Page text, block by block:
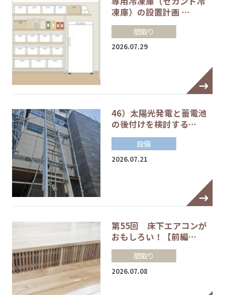
凍庫）の設置計画 …
間取り
2026.07.29
46）太陽光発電と蓄電池
の後付けを検討する…
設備
2026.07.21
第55回 床下エアコンが
おもしろい！【前編…
間取り
2026.07.08